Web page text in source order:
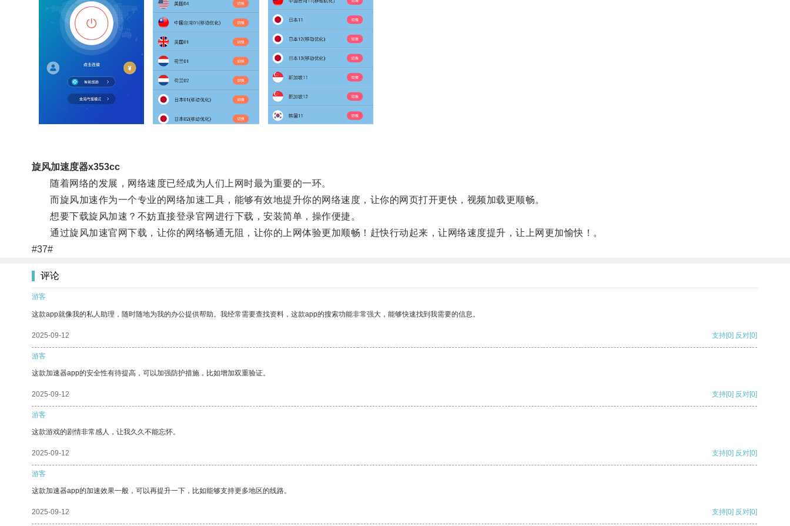
旋风加速度器x353cc
随着网络的发展，网络速度已经成为人们上网时最为重要的一环。
而旋风加速作为一个专业的网络加速工具，能够有效地提升你的网络速度，让你的网页打开更快，视频加载更顺畅。
想要下载旋风加速？不妨直接登录官网进行下载，安装简单，操作便捷。
通过旋风加速官网下载，让你的网络畅通无阻，让你的上网体验更加顺畅！赶快行动起来，让网络速度提升，让上网更加愉快！。
#37#
评论
游客
这款app就像我的私人助理，随时随地为我的办公提供帮助。我经常需要查找资料，这款app的搜索功能非常强大，能够快速找到我需要的信息。
2025-09-12 支持[0] 反对[0]
游客
这款加速器app的安全性有待提高，可以加强防护措施，比如增加双重验证。
2025-09-12 支持[0] 反对[0]
游客
这款游戏的剧情非常感人，让我久久不能忘怀。
2025-09-12 支持[0] 反对[0]
游客
这款加速器app的加速效果一般，可以再提升一下，比如能够支持更多地区的线路。
2025-09-12 支持[0] 反对[0]